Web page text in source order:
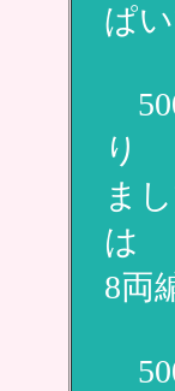
ぱ
り
ま
は
8両